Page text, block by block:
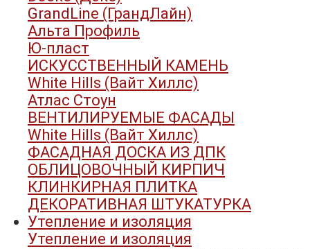
GrandLine (ГрандЛайн)
Альта Профиль
Ю-пласт
ИСКУССТВЕННЫЙ КАМЕНЬ
White Hills (Вайт Хиллс)
Атлас Стоун
ВЕНТИЛИРУЕМЫЕ ФАСАДЫ
White Hills (Вайт Хиллс)
ФАСАДНАЯ ДОСКА ИЗ ДПК
ОБЛИЦОВОЧНЫЙ КИРПИЧ
КЛИНКИРНАЯ ПЛИТКА
ДЕКОРАТИВНАЯ ШТУКАТУРКА
Утепление и изоляция
Утепление и изоляция